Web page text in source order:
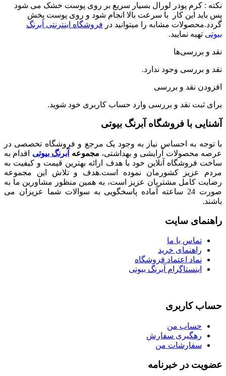
پودر لورال بسیار سریع بر روی پوست خشک می شود
این کار با سرعت بالا انجام شود و روی پوست پخش
مشابه را میتوانید درفروشگاه اینترنتی آبرنگ
نمایید.
وجود ندارد.
و بررسی
نقد و بررسیوارد حساب کاربریخود شوید.
با فروشگاه آبرنگ بیوتی
به احساس نیاز به وجود یک مرجع و فروشگاه تخصصی در
آرایشی و بهداشتی،مجموعه آبرنگ بیوتی اقدام به
آنلاین خود با هدف ارائه بهترین قیمت و کیفیت به
کشورمان نموده است.هدف و تلاش این مجموعه
مشتریان عزیز است، به همین منظور مشاورین ما به
صورت 24 ساعته آماده پاسخگویی به سوالات شما عزیزان می
سایت
با ما
خرید
اعتماد فروشگاه
آبرنگ بیوتی
من
سفارش
من
خبرنامه